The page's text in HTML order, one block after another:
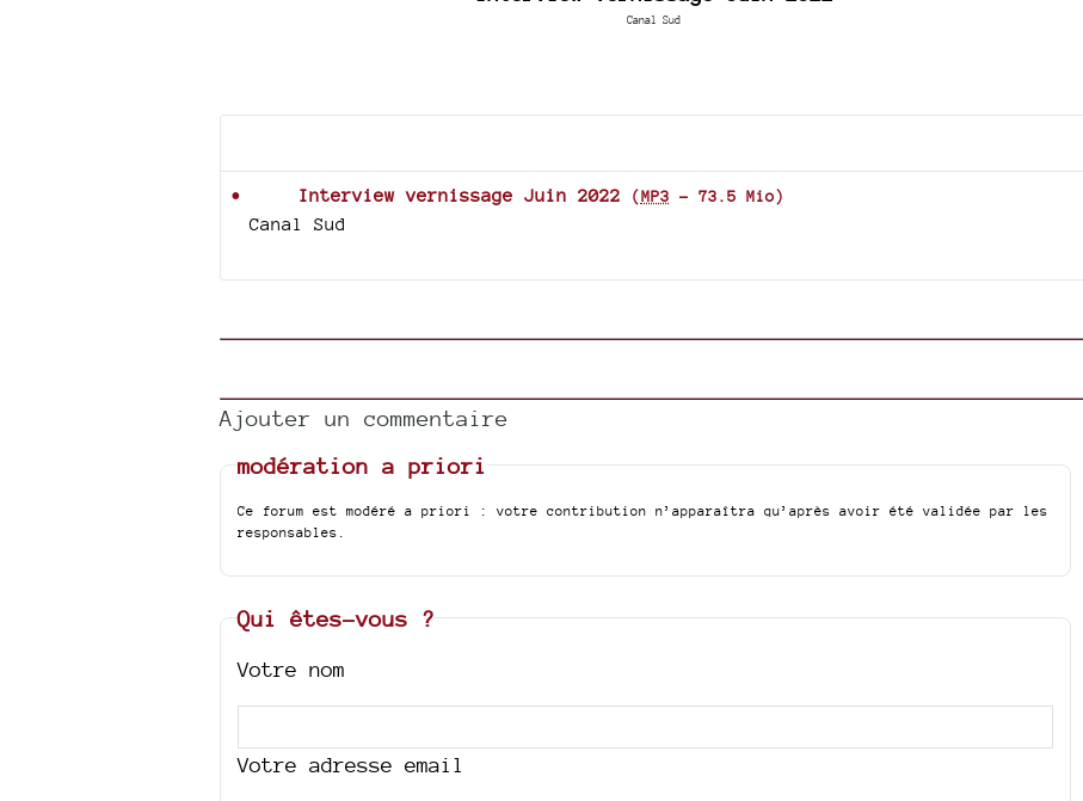
or
volume.
Canal Sud
Interview vernissage Juin 2022 (MP3 - 73.5 Mio)
Canal Sud
Ajouter un commentaire
modération a priori
Ce forum est modéré a priori : votre contribution n’apparaîtra qu’après avoir été validée par les
responsables.
Qui êtes-vous ?
Votre nom
Votre adresse email